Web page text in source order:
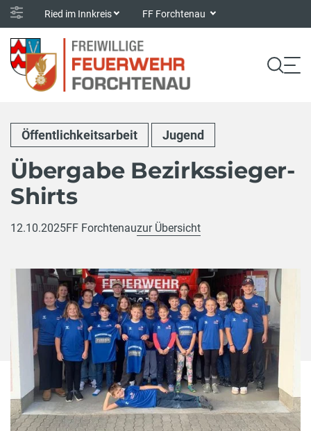
Ried im Innkreis FF Forchtenau
Öffentlichkeitsarbeit Jugend
Übergabe Bezirkssieger-
Shirts
12.10.2025FF Forchtenauzur Übersicht